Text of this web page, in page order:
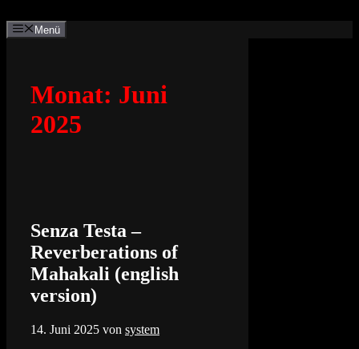
Inhalt
springen
Menü
Monat: Juni
2025
Senza Testa –
Reverberations of
Mahakali (english
version)
14. Juni 2025 von system